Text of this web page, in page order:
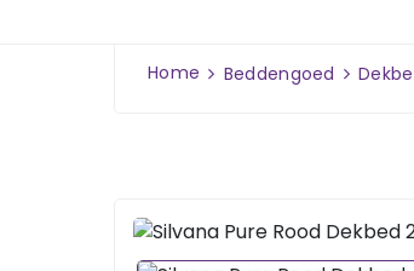
Home Beddengoed